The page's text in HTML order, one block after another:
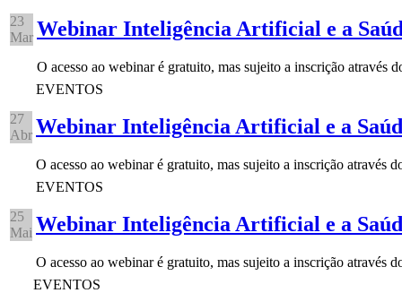
23
Mar Webinar Inteligência Artificial e a
O acesso ao webinar é gratuito, mas sujeito a inscrição através
27
Abr
EVENTOS
Webinar Inteligência Artificial e a
O acesso ao webinar é gratuito, mas sujeito a inscrição através
25
Mai
EVENTOS
Webinar Inteligência Artificial e a
O acesso ao webinar é gratuito, mas sujeito a inscrição através
EVENTOS